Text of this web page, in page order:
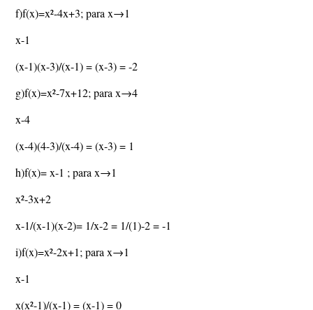
f)f(x)=x²-4x+3; para x→1
x-1
(x-1)(x-3)/(x-1) = (x-3) = -2
g)f(x)=x²-7x+12; para x→4
x-4
(x-4)(4-3)/(x-4) = (x-3) = 1
h)f(x)= x-1 ; para x→1
x²-3x+2
x-1/(x-1)(x-2)= 1/x-2 = 1/(1)-2 = -1
i)f(x)=x²-2x+1; para x→1
x-1
x(x²-1)/(x-1) = (x-1) = 0